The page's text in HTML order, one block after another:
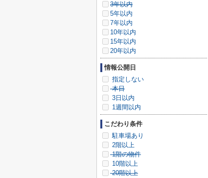
3年以内
5年以内
7年以内
10年以内
15年以内
20年以内
情報公開日
指定しない
本日
3日以内
1週間以内
こだわり条件
駐車場あり
2階以上
1階の物件
10階以上
20階以上